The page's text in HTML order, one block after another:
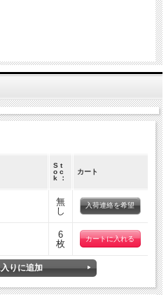
S t
o c
k ：
カート
無
し
入荷連絡を希望
6
枚